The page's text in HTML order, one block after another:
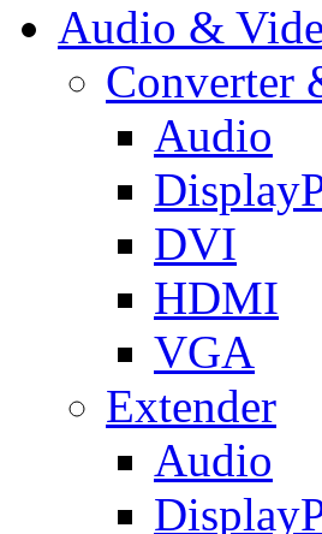
Audio &
Converter
Audio
DVI
HDMI
VGA
Extender
Audio